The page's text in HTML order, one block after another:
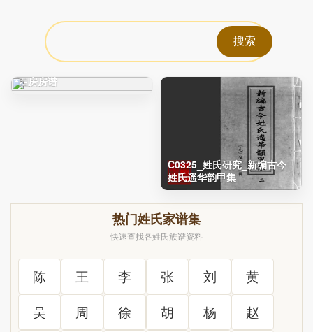
四房房谱
C0325_姓氏研究_新编古今
姓氏遥华韵甲集
热门姓氏家谱集
快速查找各姓氏族谱资料
陈 王 李 张 刘
黄
吴
周 徐 胡 杨
赵